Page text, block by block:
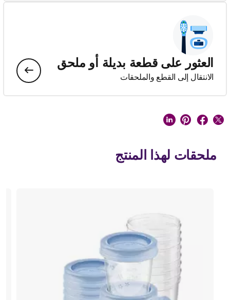
العثور على قطعة بديلة أو ملحق
الانتقال إلى القطع والملحقات
ملحقات لهذا المنتج